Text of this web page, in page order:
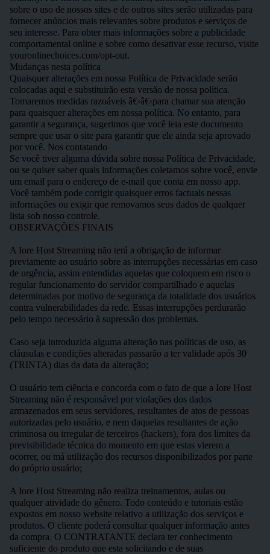
sobre o uso de nossos sites e de outros sites serão utilizadas para
fornecer anúncios mais relevantes sobre produtos e serviços de
seu interesse. Para obter mais informações sobre a publicidade
comportamental online e sobre como desativar esse recurso, visite
youronlinechoices.com/opt-out.
Mudanças nesta política
Quaisquer alterações em nossa Política de Privacidade serão
colocadas aqui e substituirão esta versão de nossa política.
Tomaremos medidas razoáveis â€‹â€‹para chamar sua atenção
para quaisquer alterações em nossa política. No entanto, para
garantir a segurança, sugerimos que você leia este documento
sempre que usar o site para garantir que ele ainda seja aprovado
por você. Nos contatando
Se você tiver alguma dúvida sobre nossa Política de Privacidade,
ou se quiser saber quais informações coletamos sobre você, envie
um email para o endereço de e-mail que conta em nosso app.
Você também pode corrigir quaisquer erros factuais nessas
informações ou exigir que removamos seus dados de qualquer
lista sob nosso controle.
OBSERVAÇÕES FINAIS
A Iore Host Streaming não terá a obrigação de informar
previamente ao usuário sobre as interrupções necessárias em caso
de urgência, assim entendidas aquelas que coloquem em risco o
regular funcionamento do servidor compartilhado e aquelas
determinadas por motivo de segurança da totalidade dos usuários
contra vulnerabilidades da rede. Essas interrupções perdurarão
pelo tempo necessário à supressão dos problemas.
Caso seja introduzida alguma alteração nas políticas de uso, as
cláusulas e condições alteradas passarão a ter validade após 30
(TRINTA) dias da data da alteração;
O usuário tem ciência e concorda com o fato de que a Iore Host
Streaming não é responsável por violações dos dados
armazenados em seus servidores, resultantes de atos de pessoas
autorizadas pelo usuário, e nem daquelas resultantes de ação
criminosa ou irregular de terceiros (hackers), fora dos limites da
previsibilidade técnica do momento em que estas vierem a
ocorrer, ou má utilização dos recursos disponibilizados por parte
do próprio usuário;
A Iore Host Streaming não realiza treinamentos, aulas ou
qualquer atividade do gênero. Todo conteúdo e tutoriais estão
expostos em nosso website relativo a utilização dos serviços e
produtos. O cliente poderá consultar qualquer informação antes
da compra. O CONTRATANTE declara ter conhecimento
suficiente do produto que esta solicitando e de suas